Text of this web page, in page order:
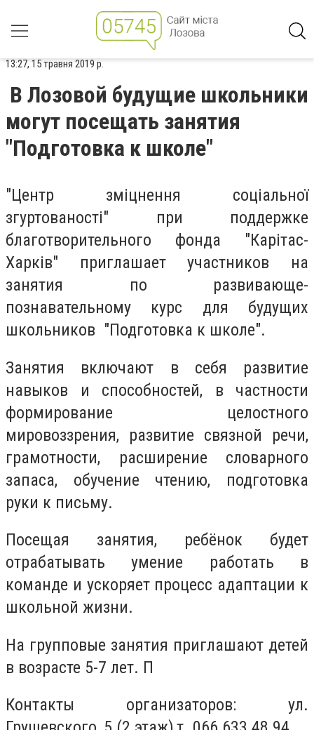
13:27, 15 травня 2019 р.
В Лозовой будущие школьники
могут посещать занятия
"Подготовка к школе"
"Центр зміцнення соціальної
згуртованості" при поддержке
благотворительного фонда "Карітас-
Харків" приглашает участников на
занятия по развивающе-
познавательному курс для будущих
школьников "Подготовка к школе".
Занятия включают в себя развитие
навыков и способностей, в частности
формирование целостного
мировоззрения, развитие связной речи,
грамотности, расширение словарного
запаса, обучение чтению, подготовка
руки к письму.
Посещая занятия, ребёнок будет
отрабатывать умение работать в
команде и ускоряет процесс адаптации к
школьной жизни.
На групповые занятия приглашают детей
в возрасте 5-7 лет. П
Контакты организаторов: ул.